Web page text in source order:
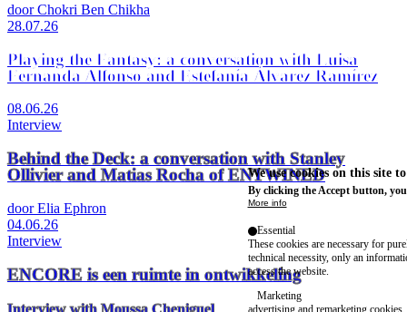
door Chokri Ben Chikha
28.07.26
Playing the Fantasy: a conversation with Luisa
Fernanda Alfonso and Estefanía Álvarez Ramírez
08.06.26
Interview
Behind the Deck: a conversation with Stanley
Ollivier and Matias Rocha of ENTWINED
door Elia Ephron
04.06.26
Interview
ENCORE is een ruimte in ontwikkeling
Interview with Moussa Cheniguel
We use cookies on this site
By clicking the Accept button,
More info
Essential
These cookies are necessary for
technical necessity, only an
access the website.
Marketing